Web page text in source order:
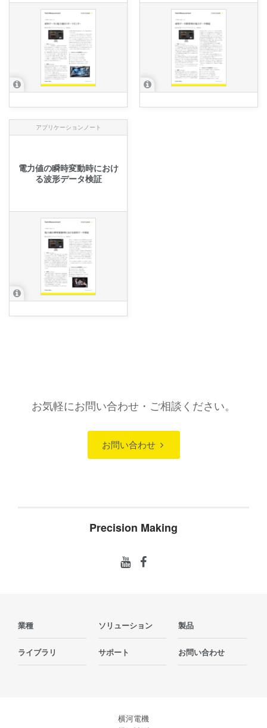
アプリケーションノート
電力値の瞬時変動時におけ
る波形データ検証
お気軽にお問い合わせ・ご相談ください。
お問い合わせ
Precision Making
業種 ソリューション 製品
ライブラリ サポート お問い合わせ
横河電機